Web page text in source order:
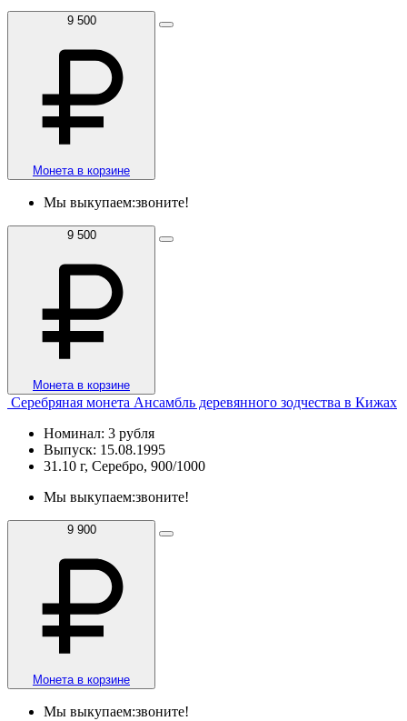
9 500
Монета в корзине
Мы выкупаем:звоните!
9 500
Монета в корзине
Серебряная монета Ансамбль деревянного зодчества в Кижах
Номинал: 3 рубля
Выпуск: 15.08.1995
31.10 г, Серебро, 900/1000
Мы выкупаем:звоните!
9 900
Монета в корзине
Мы выкупаем:звоните!